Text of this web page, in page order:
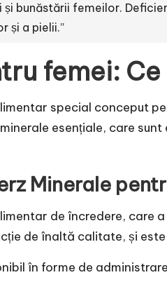
și bunăstării femeilor.
și a pielii.”
femei:
special conceput
esențiale, care
Minerale
de încredere,
de înaltă calitate, și
în forme de